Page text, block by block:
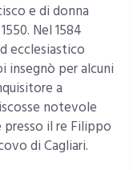
e di donna
Nel 1584
ecclesiastico
insegnò per alcuni
a
notevole
il re Filippo
di Cagliari.